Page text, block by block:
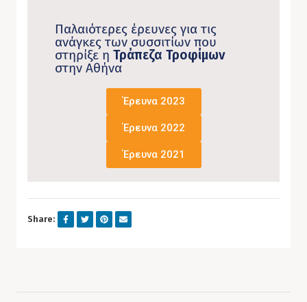
Παλαιότερες έρευνες για τις
ανάγκες των συσσιτίων που
στηρίξε η Τράπεζα Τροφίμων
στην Αθήνα
Έρευνα 2023
Έρευνα 2022
Έρευνα 2021
Share: